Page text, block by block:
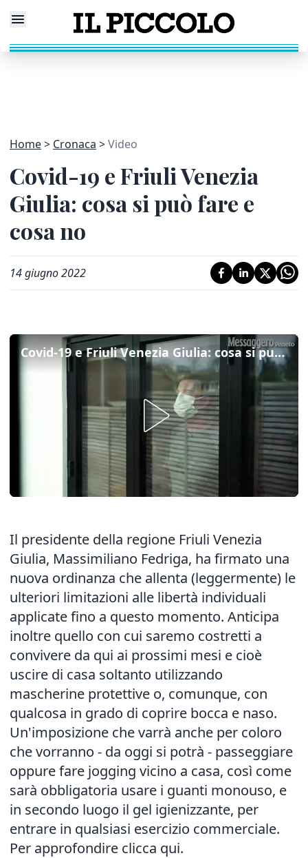
Home Cronaca Video
Covid-19 e Friuli Venezia
Giulia: cosa si può fare e
cosa no
14 giugno 2022
Covid-19 e Friuli Venezia Giulia: cosa si può fare e cosa no
Il presidente della regione Friuli Venezia
Giulia, Massimiliano Fedriga, ha firmato una
nuova ordinanza che allenta (leggermente) le
ulteriori limitazioni alle libertà individuali
applicate fino a questo momento. Anticipa
inoltre quello con cui saremo costretti a
convivere da qui ai prossimi mesi e cioè
uscire di casa soltanto utilizzando
mascherine protettive o, comunque, con
qualcosa in grado di coprire bocca e naso.
Un'imposizione che varrà anche per coloro
che vorranno - da oggi si potrà - passeggiare
oppure fare jogging vicino a casa, così come
sarà obbligatoria usare i guanti monouso, e
in secondo luogo il gel igienizzante, per
entrare in qualsiasi esercizio commerciale.
Per approfondire clicca qui.